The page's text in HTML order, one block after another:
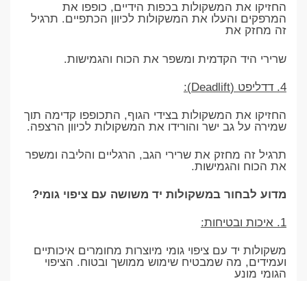
החזיקו את המשקולות בכפות הידיים, כופפו את
המרפקים והעלו את המשקולות לכיוון הכתפיים. תרגיל
זה מחזק את
שרירי היד הקדמית ומשפר את הכוח והגמישות.
4. דדליפט (Deadlift):
החזיקו את המשקולות בצידי הגוף, התכופפו קדימה תוך
שמירה על גב ישר והורידו את המשקולות לכיוון הרצפה.
תרגיל זה מחזק את שרירי הגב, הרגליים והליבה ומשפר
את הכוח והגמישות.
מדוע לבחור במשקולות יד משושה עם ציפוי גומי?
1. איכות ובטיחות:
משקולות יד עם ציפוי גומי מיוצרות מחומרים איכותיים
ועמידים, מה שמבטיח שימוש ממושך ובטוח. הציפוי
הגומי מונע